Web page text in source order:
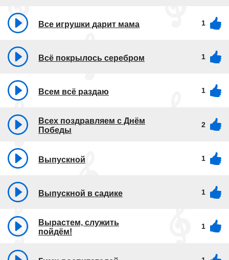
Все игрушки дарит мама 1
Всё покрылось серебром 1
Всем всё раздаю 1
Всех поздравляем с Днём
Победы
2
Выпускной 1
Выпускной в садике 1
Вырастем, служить
пойдём!
1